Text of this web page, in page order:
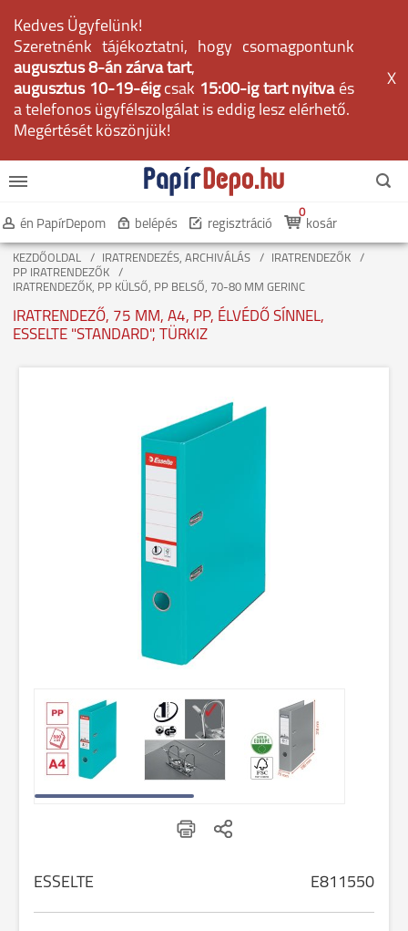
Kedves Ügyfelünk!
Szeretnénk tájékoztatni, hogy csomagpontunk
augusztus 8-án zárva tart,
augusztus 10-19-éig csak 15:00-ig tart nyitvaés
a telefonos ügyfélszolgálat is eddig lesz elérhető.
Megértését köszönjük!
X
én PapírDepom belépés regisztráció kosár
0
KEZDŐOLDAL IRATRENDEZÉS, ARCHIVÁLÁS
IRATRENDEZŐK
PP IRATRENDEZŐK
IRATRENDEZŐK, PP KÜLSŐ, PP BELSŐ, 70-80 MM GERINC
IRATRENDEZŐ, 75 MM, A4, PP, ÉLVÉDŐ SÍNNEL,
ESSELTE "STANDARD", TÜRKIZ
ESSELTE E811550